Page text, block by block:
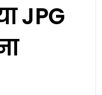
JPG